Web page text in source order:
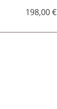
198,00 €